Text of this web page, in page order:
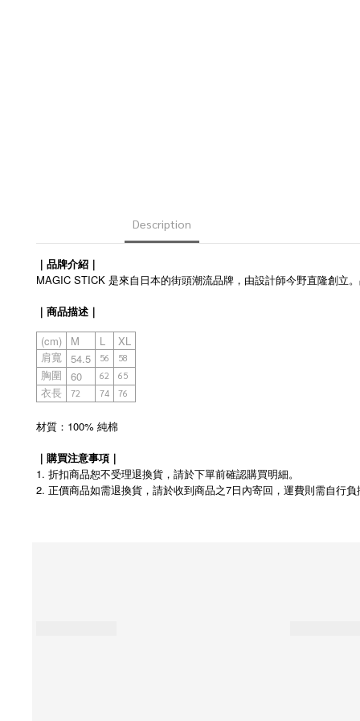
Description
｜品牌介紹｜
MAGIC STICK 是來自日本的街頭潮流品牌，由設計師今野直隆創立
｜商品描述｜
(cm) M L XL
肩寬 54.5 56
58
胸圍
60 62
65
衣長
72 74 76
材質：100% 純棉
｜購買注意事項｜
1. 折扣商品恕不受理退換貨，請於下單前確認購買明細。
2. 正價商品如需退換貨，請於收到商品之7 日內寄回，運費則需自行負